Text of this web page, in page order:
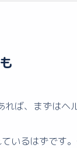
ば、まずはヘ
いるはずです